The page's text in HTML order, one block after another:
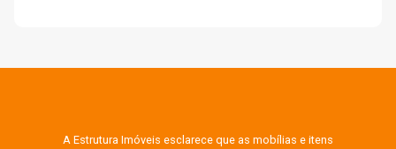
A Estrutura Imóveis esclarece que as mobílias e itens